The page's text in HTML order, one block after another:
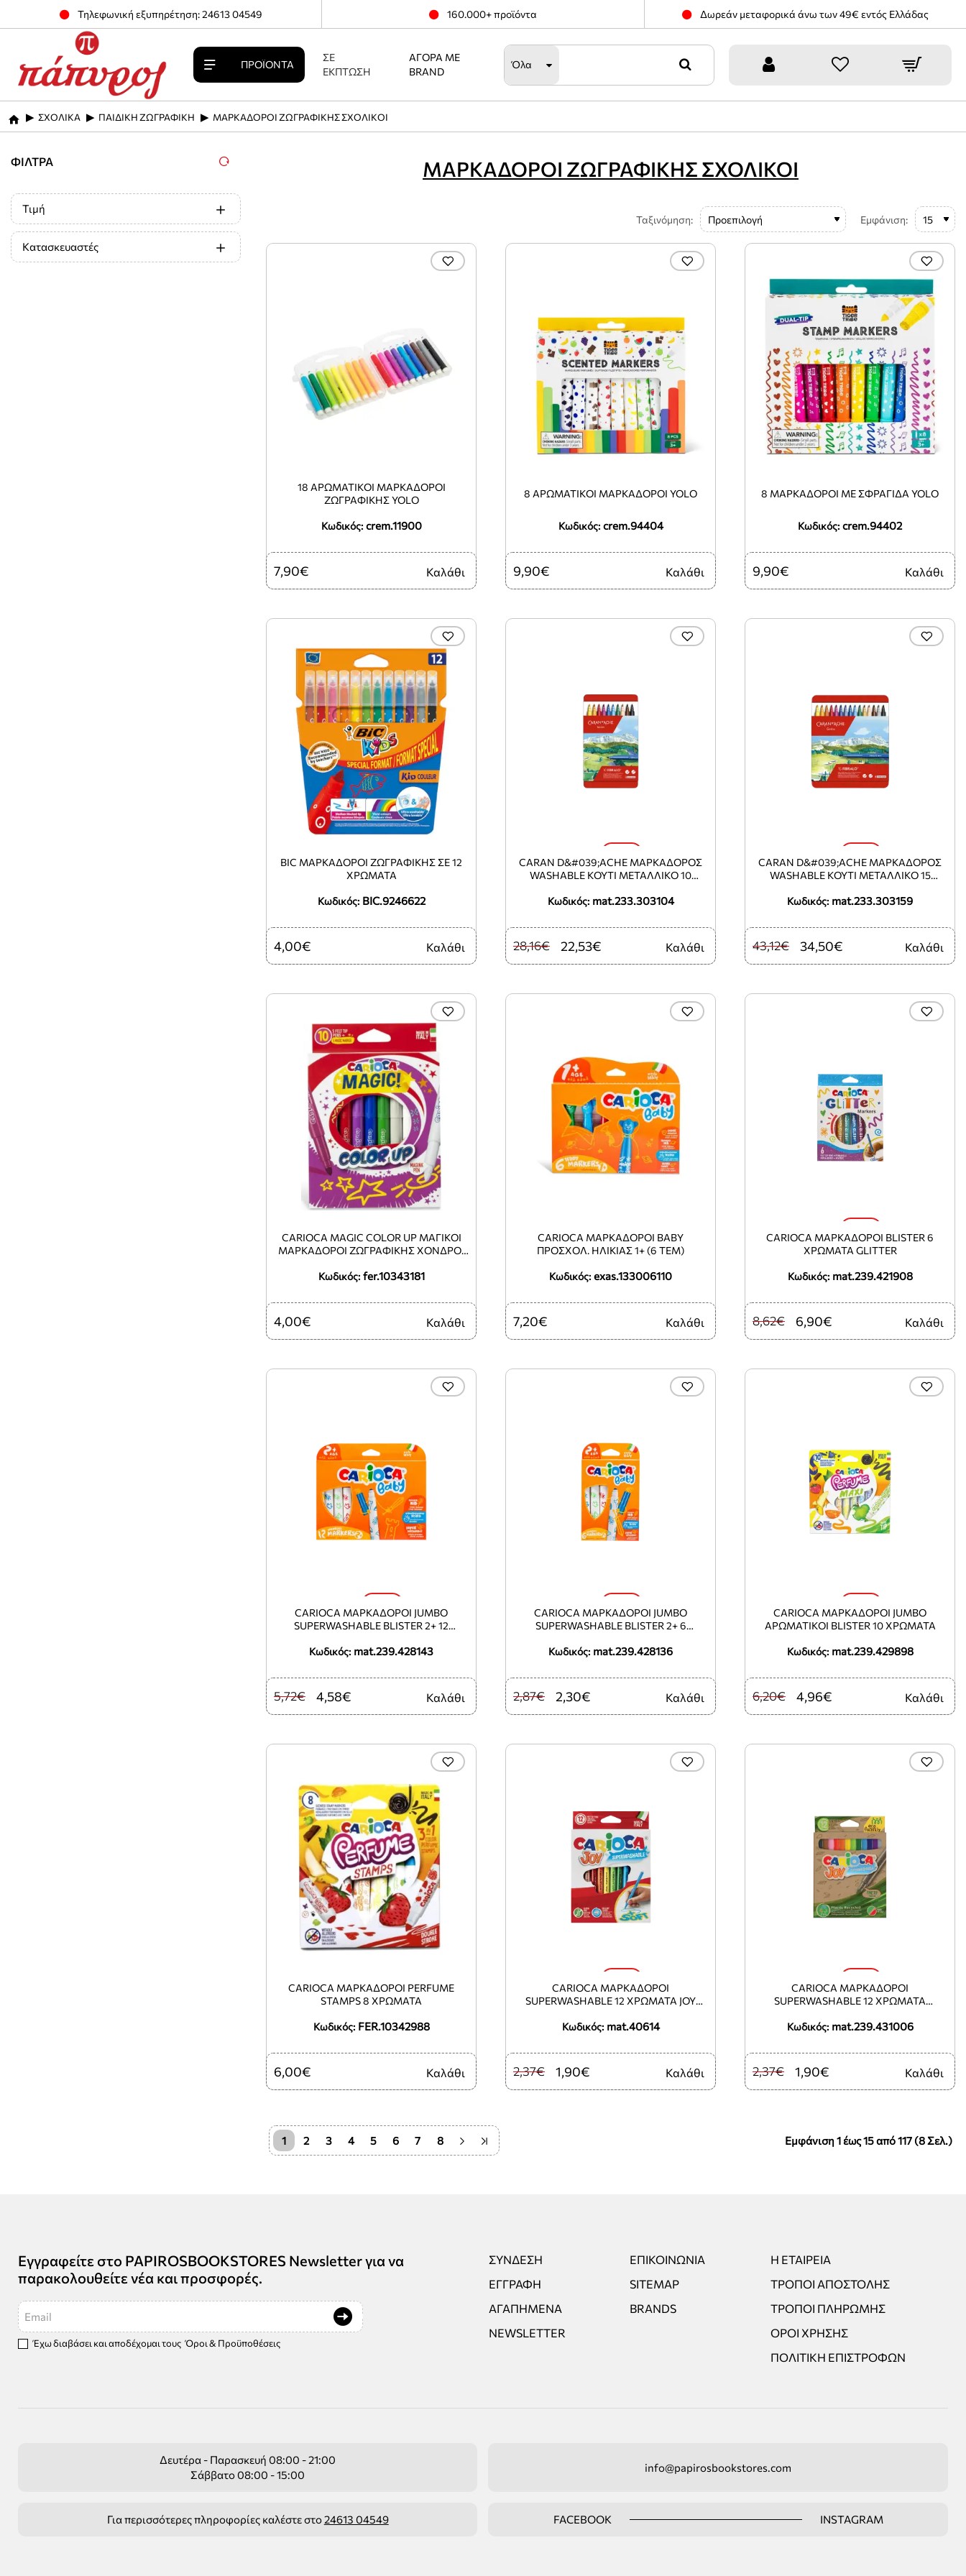
Τηλεφωνική εξυπηρέτηση: 24613 04549 160.000+ προϊόντα Δωρεάν μεταφορικά άνω των 49€ εντός Ελλάδας
ΠΡΟΪΌΝΤΑ
ΣΕ
ΈΚΠΤΩΣΗ
ΑΓΟΡΆ ΜΕ
BRAND
Όλα
home
ΣΧΟΛΙΚΑ ΠΑΙΔΙΚΗ ΖΩΓΡΑΦΙΚΗ ΜΑΡΚΑΔΟΡΟΙ ΖΩΓΡΑΦΙΚΗΣ ΣΧΟΛΙΚΟΙ
ΦΊΛΤΡΑ
Τιμή
Κατασκευαστές
ΜΑΡΚΑΔΟΡΟΙ ΖΩΓΡΑΦΙΚΗΣ ΣΧΟΛΙΚΟΙ
Ταξινόμηση: Εμφάνιση:
Κωδικός: crem.11900
18 ΑΡΩΜΑΤΙΚΟΙ ΜΑΡΚΑΔΟΡΟΙ
ΖΩΓΡΑΦΙΚΗΣ YOLO
7,90€ Καλάθι
Κωδικός: crem.94404
8 ΑΡΩΜΑΤΙΚΟΊ ΜΑΡΚΑΔΌΡΟΙ YOLO
9,90€ Καλάθι
Κωδικός: crem.94402
8 ΜΑΡΚΑΔΌΡΟΙ ΜΕ ΣΦΡΑΓΊΔΑ YOLO
9,90€ Καλάθι
Κωδικός: BIC.9246622
BIC ΜΑΡΚΑΔΟΡΟΙ ΖΩΓΡΑΦΙΚΗΣ ΣΕ 12
ΧΡΩΜΑΤΑ
4,00€ Καλάθι
Κωδικός: mat.233.303104
CARAN D&#039;ACHE ΜΑΡΚΑΔΟΡΟΣ
WASHABLE ΚΟΥΤΙ ΜΕΤΑΛΛΙΚΟ 10
22,53€
28,16€ Καλάθι
Κωδικός: mat.233.303159
CARAN D&#039;ACHE ΜΑΡΚΑΔΟΡΟΣ
WASHABLE ΚΟΥΤΙ ΜΕΤΑΛΛΙΚΟ 15
34,50€
43,12€ Καλάθι
Κωδικός: fer.10343181
CARIOCA MAGIC COLOR UP ΜΑΓΙΚΟΙ
ΜΑΡΚΑΔΟΡΟΙ ΖΩΓΡΑΦΙΚΗΣ ΧΟΝΔΡΟΙ
4,00€ Καλάθι
Κωδικός: exas.133006110
CARIOCA ΜΑΡΚΑΔΟΡΟΙ BABY
ΠΡΟΣΧΟΛ. ΗΛΙΚΙΑΣ 1+ (6 ΤΕΜ)
7,20€ Καλάθι
Κωδικός: mat.239.421908
CARIOCA ΜΑΡΚΑΔΟΡΟΙ BLISTER 6
ΧΡΩΜΑΤΑ GLITTER
6,90€
8,62€ Καλάθι
Κωδικός: mat.239.428143
CARIOCA ΜΑΡΚΑΔΟΡΟΙ JUMBO
SUPERWASHABLE BLISTER 2+ 12
4,58€
5,72€ Καλάθι
Κωδικός: mat.239.428136
CARIOCA ΜΑΡΚΑΔΟΡΟΙ JUMBO
SUPERWASHABLE BLISTER 2+ 6
2,30€
2,87€ Καλάθι
Κωδικός: mat.239.429898
CARIOCA ΜΑΡΚΑΔΟΡΟΙ JUMBO
ΑΡΩΜΑΤΙΚΟΙ BLISTER 10 ΧΡΩΜΑΤΑ
4,96€
6,20€ Καλάθι
Κωδικός: FER.10342988
CARIOCA ΜΑΡΚΑΔΌΡΟΙ PERFUME
STAMPS 8 ΧΡΏΜΑΤΑ
6,00€ Καλάθι
Κωδικός: mat.40614
CARIOCA ΜΑΡΚΑΔΟΡΟΙ
SUPERWASHABLE 12 ΧΡΩΜΑΤΑ JOY
ΜΕΜΟΝΩΜΈΝΑ ΤΕΜΆΧΙΑ ΤΟΥ ΕΝΌΣ)
1,90€
2,37€ Καλάθι
Κωδικός: mat.239.431006
CARIOCA ΜΑΡΚΑΔΟΡΟΙ
SUPERWASHABLE 12 ΧΡΩΜΑΤΑ
1,90€
2,37€ Καλάθι
1 2 3 4 5 6 7 8 Εμφάνιση 1 έως 15 από 117 (8 Σελ.)
Εγγραφείτε στο PAPIROSBOOKSTORES Newsletter για να
παρακολουθείτε νέα και προσφορές.
Email
Έχω διαβάσει και αποδέχομαι τους Όροι & Προϋποθέσεις
ΣΎΝΔΕΣΗ
ΕΓΓΡΑΦΉ
ΑΓΑΠΗΜΈΝΑ
NEWSLETTER
ΕΠΙΚΟΙΝΩΝΊΑ
SITEMAP
BRANDS
Η ΕΤΑΙΡΕΊΑ
ΤΡΌΠΟΙ ΑΠΟΣΤΟΛΉΣ
ΤΡΌΠΟΙ ΠΛΗΡΩΜΉΣ
ΌΡΟΙ ΧΡΉΣΗΣ
ΠΟΛΙΤΙΚΉ ΕΠΙΣΤΡΟΦΏΝ
Δευτέρα - Παρασκευή 08:00 - 21:00
Σάββατο 08:00 - 15:00
info@papirosbookstores.com
Για περισσότερες πληροφορίες καλέστε στο24613 04549 FACEBOOK INSTAGRAM